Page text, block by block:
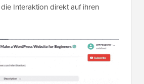
Interaktion direkt auf ihren